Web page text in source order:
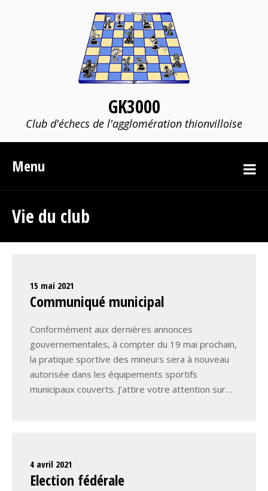
GK3000
Club d'échecs de l'agglomération thionvilloise
Menu
Vie du club
15 mai 2021
Communiqué municipal
Conformément aux dernières annonces
gouvernementales, à compter du 19 mai prochain,
la pratique sportive des mineurs sera à nouveau
autorisée dans les équipements sportifs
municipaux couverts. J’attire votre attention sur…
4 avril 2021
Election fédérale